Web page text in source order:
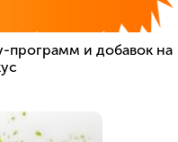
программ и добавок на